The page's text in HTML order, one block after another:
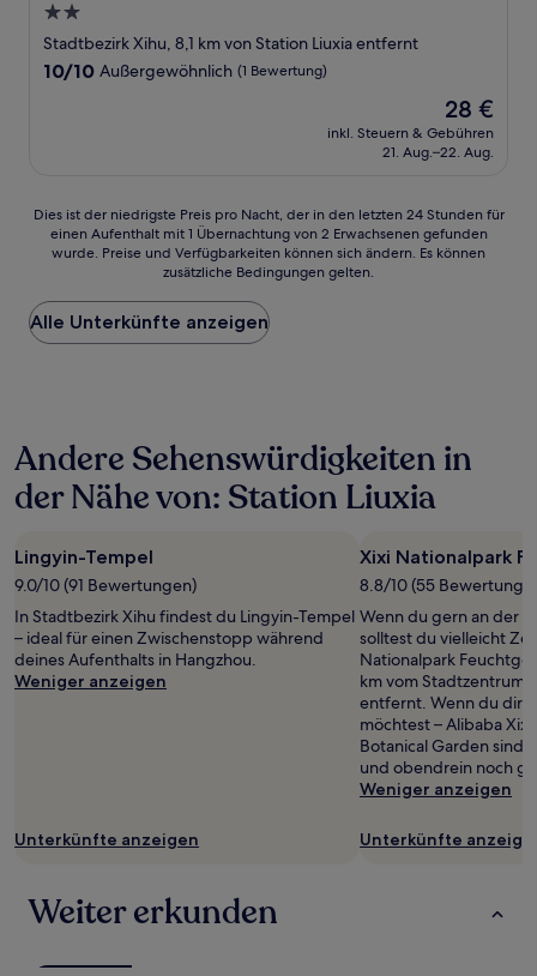
2.0-
Sterne-
Unterkunft
Stadtbezirk Xihu, 8,1 km von Station Liuxia entfernt
10.0
10/10 Außergewöhnlich (1 Bewertung)
Der
Preis
beträgt
28 €
inkl. Steuern & Gebühren
21. Aug.–22. Aug.
Dies
der
Preis
pro
Nacht,
24 Stunden
für
einen
1 Übernachtung
von
gefunden
wurde.
Preise
und
zusätzliche
Dies ist der niedrigste Preis pro Nacht, der in den letzten 24 Stunden für
einen Aufenthalt mit 1 Übernachtung von 2 Erwachsenen gefunden
wurde. Preise und Verfügbarkeiten können sich ändern. Es können
zusätzliche Bedingungen gelten.
Alle Unterkünfte anzeigen
Andere Sehenswürdigkeiten in
der Nähe von: Station Liuxia
Lingyin-Tempel
9.0/10 (91 Bewertungen)
In Stadtbezirk Xihu findest du Lingyin-Tempel
– ideal für einen Zwischenstopp während
deines Aufenthalts in Hangzhou.
Weniger anzeigen
Unterkünfte anzeigen
Xixi Nationalpark
8.8/10 (55
Wenn du gern an der
solltest du vielleicht
Nationalpark
km vom Stadtzentrum
entfernt. Wenn du dir
möchtest – Alibaba
Botanical Garden sind
und obendrein noch
Weniger anzeigen
Unterkünfte
Weiter erkunden